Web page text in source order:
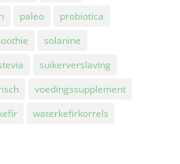
paleo
probiotica
solanine
suikerverslaving
voedingssupplement
waterkefirkorrels